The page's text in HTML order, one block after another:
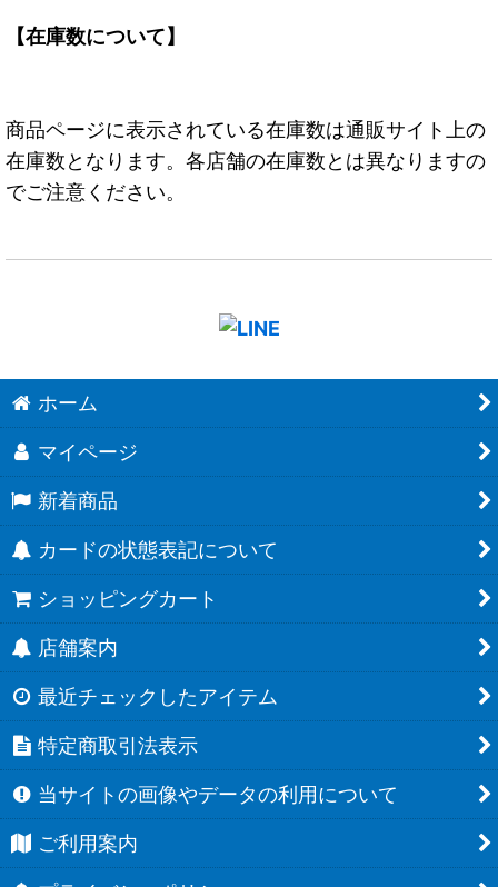
【在庫数について】
商品ページに表示されている在庫数は通販サイト上の
在庫数となります。各店舗の在庫数とは異なりますの
でご注意ください。
ホーム
マイページ
新着商品
カードの状態表記について
ショッピングカート
店舗案内
最近チェックしたアイテム
特定商取引法表示
当サイトの画像やデータの利用について
ご利用案内